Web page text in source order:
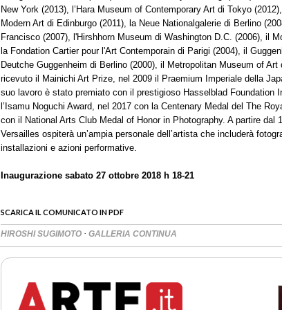
New York (2013), l’Hara Museum of Contemporary Art di Tokyo
Modern Art di Edinburgo (2011), la Neue Nationalgalerie di Berlino
Francisco (2007), l'Hirshhorn Museum di Washington D.C. (2006), il
la Fondation Cartier pour l'Art Contemporain di Parigi (2004), il
Deutche Guggenheim di Berlino (2000), il Metropolitan Museum of
ricevuto il Mainichi Art Prize, nel 2009 il Praemium Imperiale della
suo lavoro è stato premiato con il prestigioso Hasselblad Foundation
l’Isamu Noguchi Award, nel 2017 con la Centenary Medal del The
con il National Arts Club Medal of Honor in Photography. A partire dal
Versailles ospiterà un’ampia personale dell’artista che includerà
installazioni e azioni performative.
Inaugurazione sabato 27 ottobre 2018 h 18-21
SCARICA IL COMUNICATO IN PDF
HIROSHI SUGIMOTO · GALLERIA CONTINUA